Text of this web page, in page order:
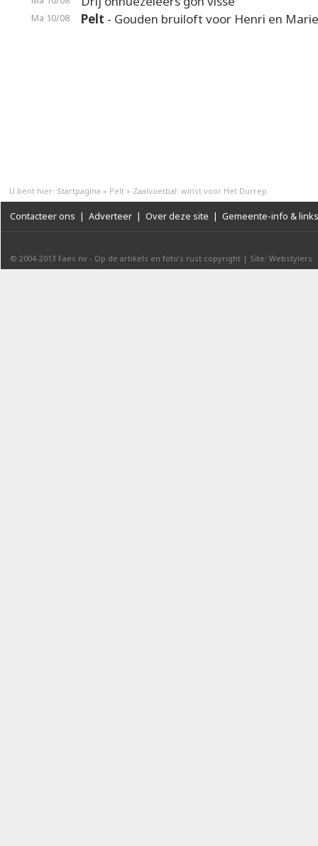
Ma 10/08 Pelt - Gouden bruiloft voor Henri en
U bent hier: Startpagina » Pelt » Zaalvoetbal: winst voor Het Durrep
Contacteer ons | Adverteer | Over deze site | Gemeente-info & links
© 2004-2013 Faes nv - Op de artikels en foto’s rust copyright | Site: Webstylers